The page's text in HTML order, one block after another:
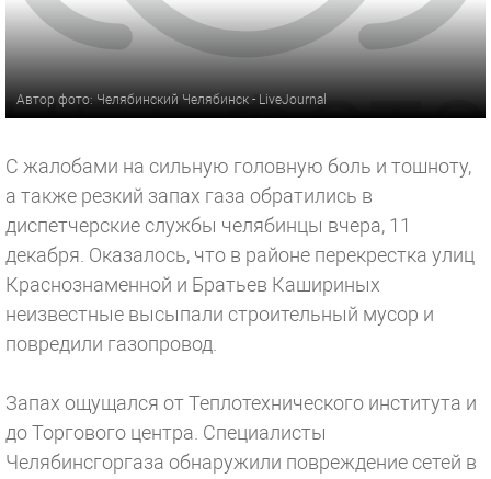
Автор фото: Челябинский Челябинск - LiveJournal
С жалобами на сильную головную боль и тошноту,
а также резкий запах газа обратились в
диспетчерские службы челябинцы вчера, 11
декабря. Оказалось, что в районе перекрестка улиц
Краснознаменной и Братьев Кашириных
неизвестные высыпали строительный мусор и
повредили газопровод.
Запах ощущался от Теплотехнического института и
до Торгового центра. Специалисты
Челябинсгоргаза обнаружили повреждение сетей в